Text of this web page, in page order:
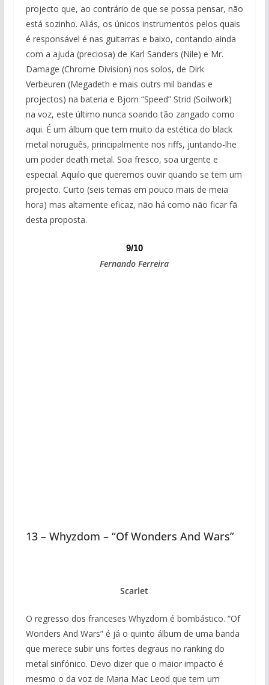
projecto que, ao contrário de que se possa pensar, não
está sozinho. Aliás, os únicos instrumentos pelos quais
é responsável é nas guitarras e baixo, contando ainda
com a ajuda (preciosa) de Karl Sanders (Nile) e Mr.
Damage (Chrome Division) nos solos, de Dirk
Verbeuren (Megadeth e mais outrs mil bandas e
projectos) na bateria e Bjorn “Speed” Strid (Soilwork)
na voz, este último nunca soando tão zangado como
aqui. É um álbum que tem muito da estética do black
metal noruguês, principalmente nos riffs, juntando-lhe
um poder death metal. Soa fresco, soa urgente e
especial. Aquilo que queremos ouvir quando se tem um
projecto. Curto (seis temas em pouco mais de meia
hora) mas altamente eficaz, não há como não ficar fã
desta proposta.
9/10
Fernando Ferreira
13 – Whyzdom – “Of Wonders And Wars”
Scarlet
O regresso dos franceses Whyzdom é bombástico. “Of
Wonders And Wars” é já o quinto álbum de uma banda
que merece subir uns fortes degraus no ranking do
metal sinfónico. Devo dizer que o maior impacto é
mesmo o da voz de Maria Mac Leod que tem um